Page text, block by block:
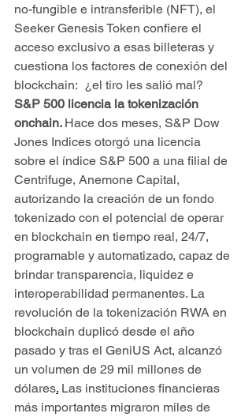
no-fungible e intransferible (NFT), el
Seeker Genesis Token confiere el
acceso exclusivo a esas billeteras y
cuestiona los factores de conexión del
blockchain:  ¿el tiro les salió mal?
S&P 500 licencia la tokenización
onchain. Hace dos meses, S&P Dow
Jones Indices otorgó una licencia
sobre el índice S&P 500 a una filial de
Centrifuge, Anemone Capital,
autorizando la creación de un fondo
tokenizado con el potencial de operar
en blockchain en tiempo real, 24/7,
programable y automatizado, capaz de
brindar transparencia, liquidez e
interoperabilidad permanentes. La
revolución de la tokenización RWA en
blockchain duplicó desde el año
pasado y tras el GeniUS Act, alcanzó
un volumen de 29 mil millones de
dólares. Las instituciones financieras
más importantes migraron miles de